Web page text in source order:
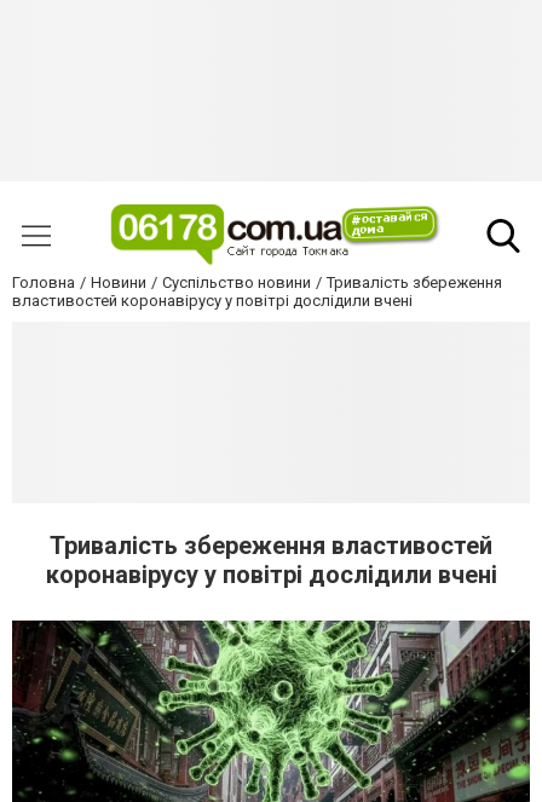
Головна Новини Суспільство новини
Тривалість збереження
властивостей коронавірусу у повітрі дослідили вчені
Тривалість збереження властивостей
коронавірусу у повітрі дослідили вчені